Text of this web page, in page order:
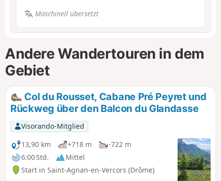
Maschinell übersetzt
Andere Wandertouren in dem
Gebiet
Col du Rousset, Cabane Pré Peyret und
Rückweg über den Balcon du Glandasse
Visorando-Mitglied
13,90 km
+718 m
-722 m
6:00 Std.
Mittel
Start in Saint-Agnan-en-Vercors (Drôme)